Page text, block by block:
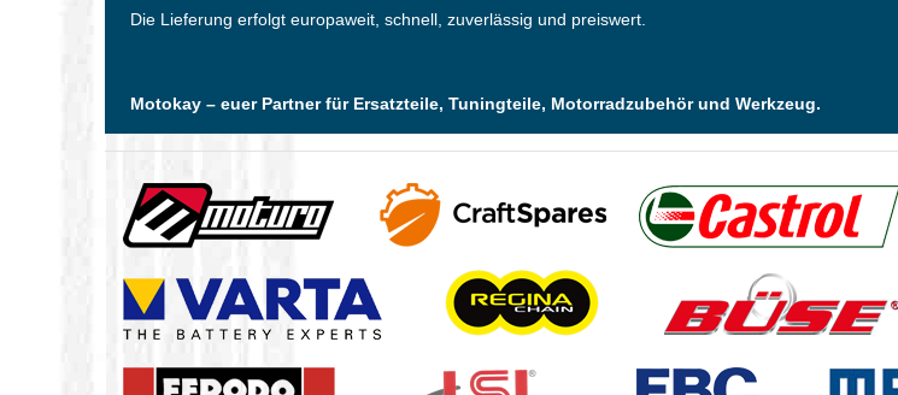
Die Lieferung erfolgt europaweit, schnell, zuverlässig und preiswert.
Motokay – euer Partner für Ersatzteile, Tuningteile, Motorradzubehör und Werkzeug.